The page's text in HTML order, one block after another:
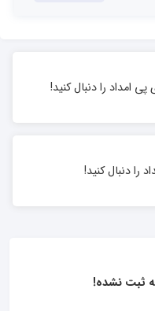
پی امداد را دنبال کنید!
را دنبال کنید!
ثبت نشده!